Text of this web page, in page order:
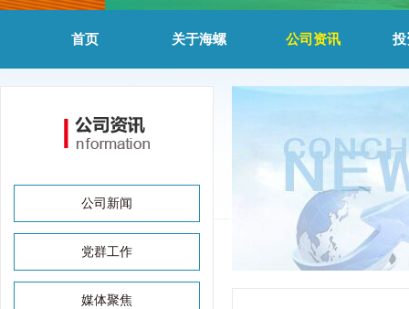
首页 关于海螺 公司资讯 投
公司新闻
党群工作
媒体聚焦